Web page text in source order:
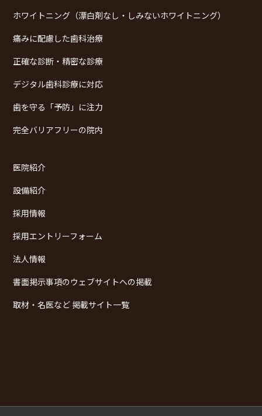
ホワイトニング（漂白剤なし・しみないホワイトニング）
痛みに配慮した歯科治療
正確な診断・精密な診療
デジタル歯科診療に対応
歯を守る「予防」に注力
完全バリアフリーの院内
医院紹介
設備紹介
採用情報
採用エントリーフォーム
法人情報
書面掲示事項のウェブサイトへの掲載
取材・名医など 掲載サイト一覧